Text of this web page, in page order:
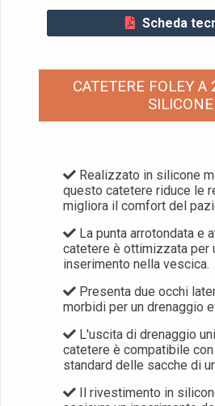
Scheda
CATETERE FOLEY
SILICONE
Realizzato in silicone
questo catetere riduce le
migliora il comfort del
La punta arrotondata e
catetere è ottimizzata per
inserimento nella vescica.
Presenta due occhi
morbidi per un drenaggio
L'uscita di drenaggio
catetere è compatibile
standard delle sacche di
Il rivestimento in